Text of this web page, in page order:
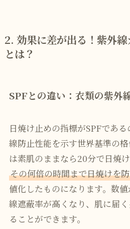
2. 効果に差が出る！紫外線
とは？
SPFとの違い：衣類の紫外
日焼け止めの指標がSPFであ
線防止性能を示す世界基準の
は素肌のままなら20分で日焼
その何倍の時間まで日焼けを
値化したものになります。数
線遮蔽率が高くなり、肌に届
ることができます。